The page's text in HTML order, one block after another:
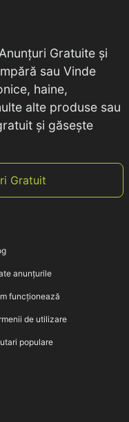
Gratuite și
sau Vinde
haine,
alte produse sau
și găsește
Gratuit
anunțurile
funcționează
de utilizare
populare